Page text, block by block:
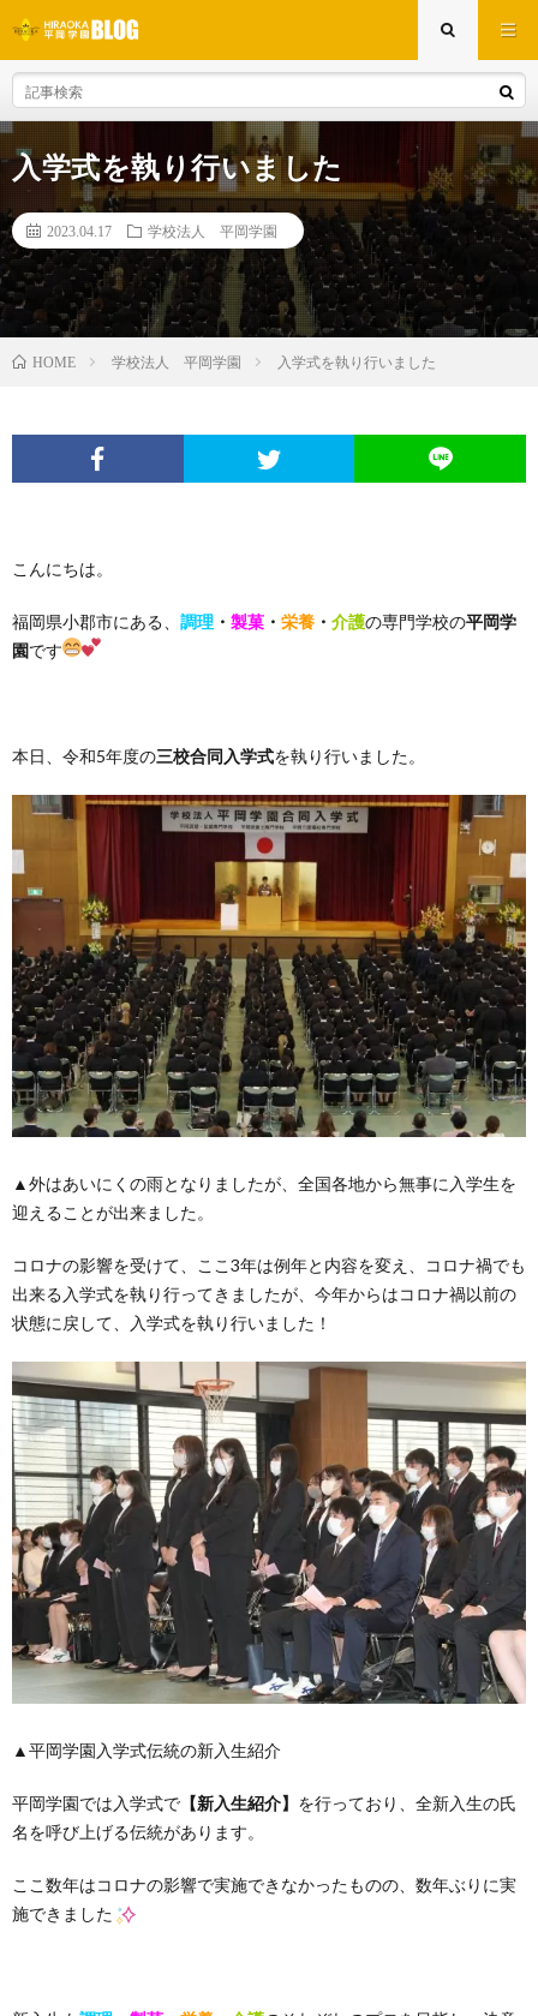
入学式を執り行いました
2023.04.17 学校法人 平岡学園
HOME 学校法人 平岡学園 入学式を執り行いました
こんにちは。
福岡県小郡市にある、 調理 ・ 製菓 ・ 栄養 ・ 介護の専門学校の平岡学
園です
本日、令和5年度の三校合同入学式を執り行いました。
▲外はあいにくの雨となりましたが、全国各地から無事に入学生を
迎えることが出来ました。
コロナの影響を受けて、ここ3年は例年と内容を変え、コロナ禍でも
出来る入学式を執り行ってきましたが、今年からはコロナ禍以前の
状態に戻して、入学式を執り行いました！
▲平岡学園入学式伝統の新入生紹介
平岡学園では入学式で 【新入生紹介】 を行っており、全新入生の氏
名を呼び上げる伝統があります。
ここ数年はコロナの影響で実施できなかったものの、数年ぶりに実
施できました